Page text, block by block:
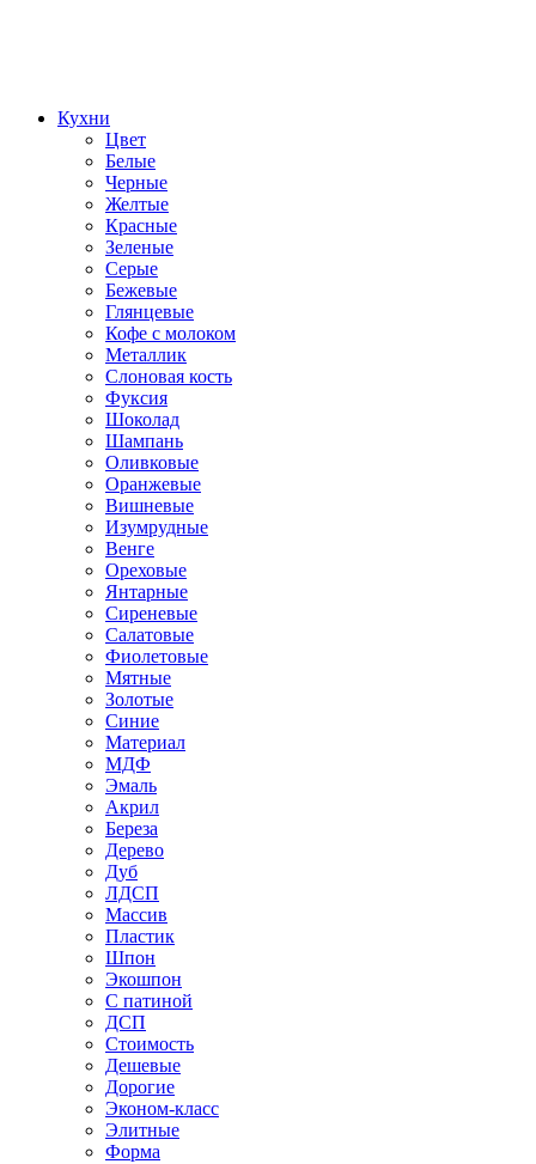
Кухни
Цвет
Белые
Черные
Желтые
Красные
Зеленые
Серые
Бежевые
Глянцевые
Кофе с молоком
Металлик
Слоновая кость
Фуксия
Шоколад
Шампань
Оливковые
Оранжевые
Вишневые
Изумрудные
Венге
Ореховые
Янтарные
Сиреневые
Салатовые
Фиолетовые
Мятные
Золотые
Синие
Материал
МДФ
Эмаль
Акрил
Береза
Дерево
Дуб
ЛДСП
Массив
Пластик
Шпон
Экошпон
С патиной
ДСП
Стоимость
Дешевые
Дорогие
Эконом-класс
Элитные
Форма